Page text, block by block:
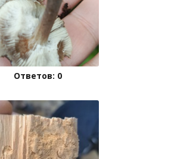
Ответов: 0